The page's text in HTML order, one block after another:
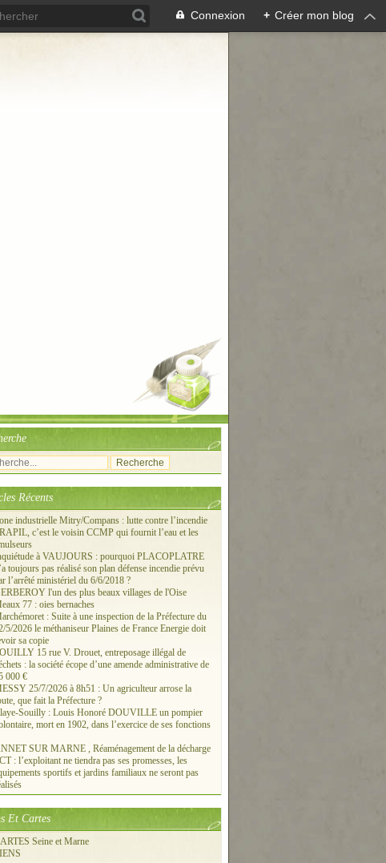
Connexion + Créer mon blog
Récents
industrielle Mitry/Compans : lutte contre l’incendie
c’est le voisin CCMP qui fournit l’eau et les
à VAUJOURS : pourquoi PLACOPLATRE
toujours pas réalisé son plan défense incendie prévu
l’arrêté ministériel du 6/6/2018 ?
l'un des plus beaux villages de l'Oise
77 : oies bernaches
: Suite à une inspection de la Préfecture du
5/2026 le méthaniseur Plaines de France Energie doit
sa copie
15 rue V. Drouet, entreposage illégal de
: la société écope d’une amende administrative de
000 €
25/7/2026 à 8h51 : Un agriculteur arrose la
que fait la Préfecture ?
Souilly : Louis Honoré DOUVILLE un pompier
mort en 1902, dans l’exercice de ses fonctions
SUR MARNE , Réaménagement de la décharge
: l’exploitant ne tiendra pas ses promesses, les
sportifs et jardins familiaux ne seront pas
Et Cartes
Seine et Marne